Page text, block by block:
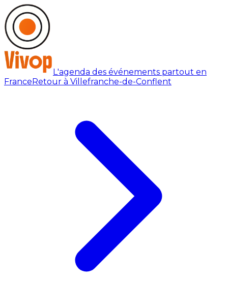
L'agenda des événements partout en
FranceRetour à Villefranche-de-Conflent